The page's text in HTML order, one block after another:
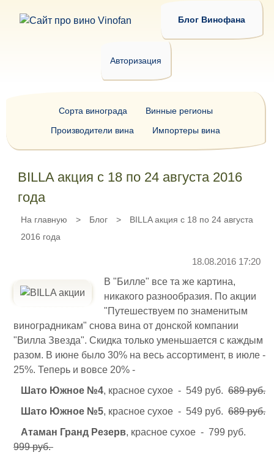
Блог Винофана
Авторизация
BILLA акция с 18 по 24 августа 2016
года
На главную > Блог >
BILLA акция с 18 по 24 августа
2016 года
18.08.2016 17:20
В "Билле" все та же картина,
никакого разнообразия. По акции
"Путешествуем по знаменитым
виноградникам" снова вина от донской компании
"Вилла Звезда". Скидка только уменьшается с каждым
разом. В июне было 30% на весь ассортимент, в июле -
25%. Теперь и вовсе 20% -
Шато Южное №4, красное сухое - 549 руб. 689 руб.
Шато Южное №5, красное сухое - 549 руб. 689 руб.
Атаман Гранд Резерв, красное сухое - 799 руб.
999 руб.
Сорта винограда
Винные регионы
Производители вина
Импортеры вина